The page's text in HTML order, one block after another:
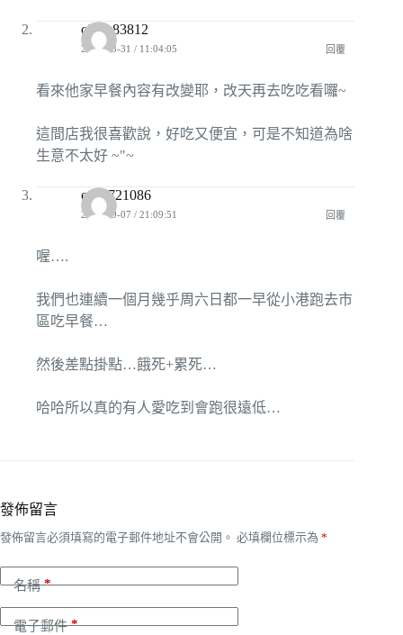
cindy83812
2008-03-31 / 11:04:05 回覆
看來他家早餐內容有改變耶，改天再去吃吃看囉~
這間店我很喜歡說，好吃又便宜，可是不知道為啥
生意不太好 ~"~
ena8721086
2008-09-07 / 21:09:51 回覆
喔….
我們也連續一個月幾乎周六日都一早從小港跑去市
區吃早餐…
然後差點掛點…餓死+累死…
哈哈所以真的有人愛吃到會跑很遠低…
發佈留言
發佈留言必須填寫的電子郵件地址不會公開。 必填欄位標示為 *
名稱*
電子郵件*